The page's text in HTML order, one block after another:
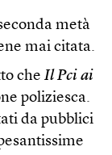
metà
mai citata.
che Il Pci ai
poliziesca.
da pubblici